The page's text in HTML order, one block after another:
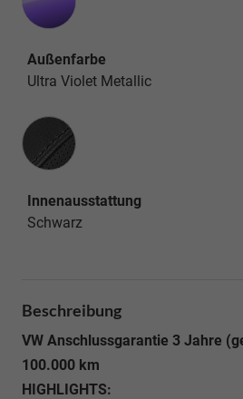
Außenfarbe
Ultra Violet Metallic
Innenausstattung
Innenausstattung
Schwarz
Beschreibung
VW Anschlussgarantie 3 Jahre
100.000 km
HIGHLIGHTS: